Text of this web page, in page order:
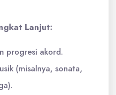
Lanjut:
progresi akord.
(misalnya, sonata,